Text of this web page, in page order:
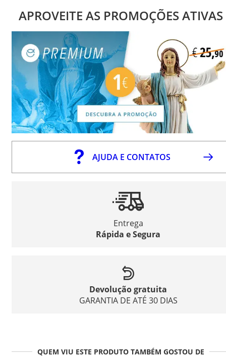
APROVEITE AS PROMOÇÕES ATIVAS
AJUDA E CONTATOS
Entrega
Rápida e Segura
Devolução gratuita
GARANTIA DE ATÉ 30 DIAS
QUEM VIU ESTE PRODUTO TAMBÉM GOSTOU DE